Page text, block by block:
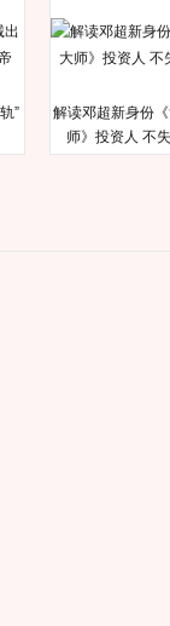
”
解读邓超新身份
师》投资人 不